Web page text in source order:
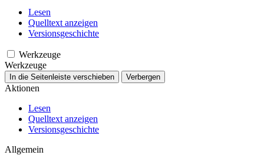
Lesen
Quelltext anzeigen
Versionsgeschichte
Werkzeuge
Werkzeuge
In die Seitenleiste verschieben Verbergen
Aktionen
Lesen
Quelltext anzeigen
Versionsgeschichte
Allgemein